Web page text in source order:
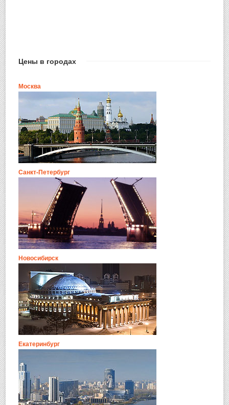
Цены в городах
Москва
Санкт-Петербург
Новосибирск
Екатеринбург